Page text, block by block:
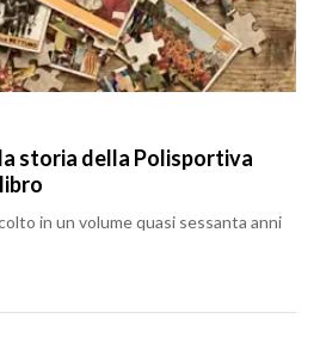
storia della Polisportiva
in un volume quasi sessanta anni